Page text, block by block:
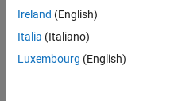
Pruebe
ampliar
su
Ireland (English)
Italia (Italiano)
Luxembourg (English)